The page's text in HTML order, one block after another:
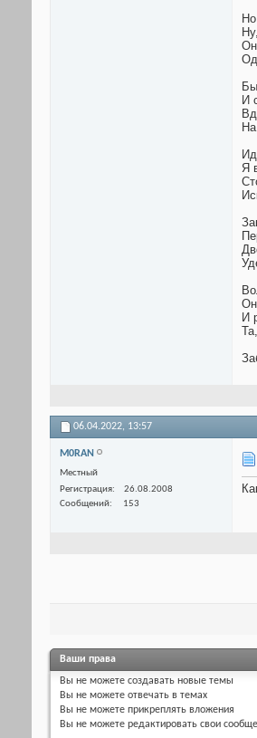
И
Я
Он
И
06.04.2022, 13:57
M0RAN
Местный
Регистрация
26.08.2008
Сообщений
153
Ваши права
Вы не можете создавать новые темы
Вы не можете отвечать в темах
Вы не можете прикреплять вложения
Вы не можете редактировать свои